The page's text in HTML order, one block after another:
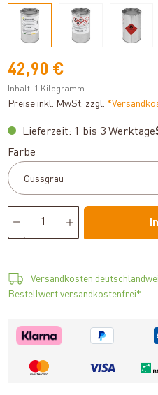
42,90 €
Inhalt: 1 Kilogramm
Preise inkl. MwSt. zzgl.
Lieferzeit: 1 bis 3 Werktage
Farbe
Versandkosten
Bestellwert versandkostenfrei*